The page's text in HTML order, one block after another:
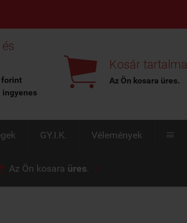
forint
 Kosár tartalma
Az Ön kosara üres.
GY.I.K. Vélemények 
Az Ön kosara üres. 